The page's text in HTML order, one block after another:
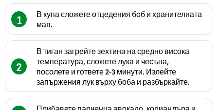
1
В купа сложете отцедения боб и хранителната
мая.
2
В тиган загрейте зехтина на средно висока
температура, сложете лука и чесъна,
посолете и гответе 2-3 минути. Излейте
запържения лук върху боба и разбъркайте.